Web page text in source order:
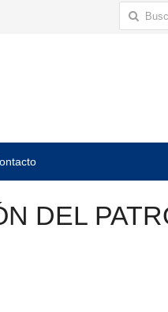
Buscar:
DEL